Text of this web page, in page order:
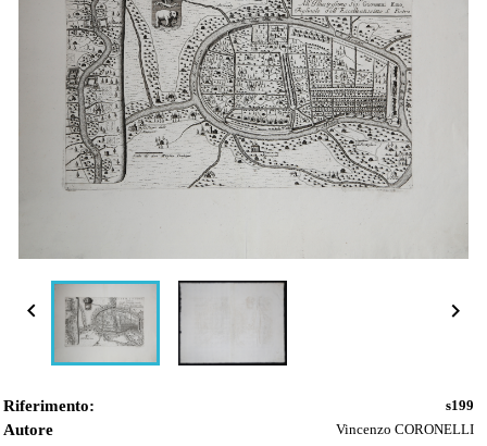
 
Riferimento: s199
Autore Vincenzo CORONELLI